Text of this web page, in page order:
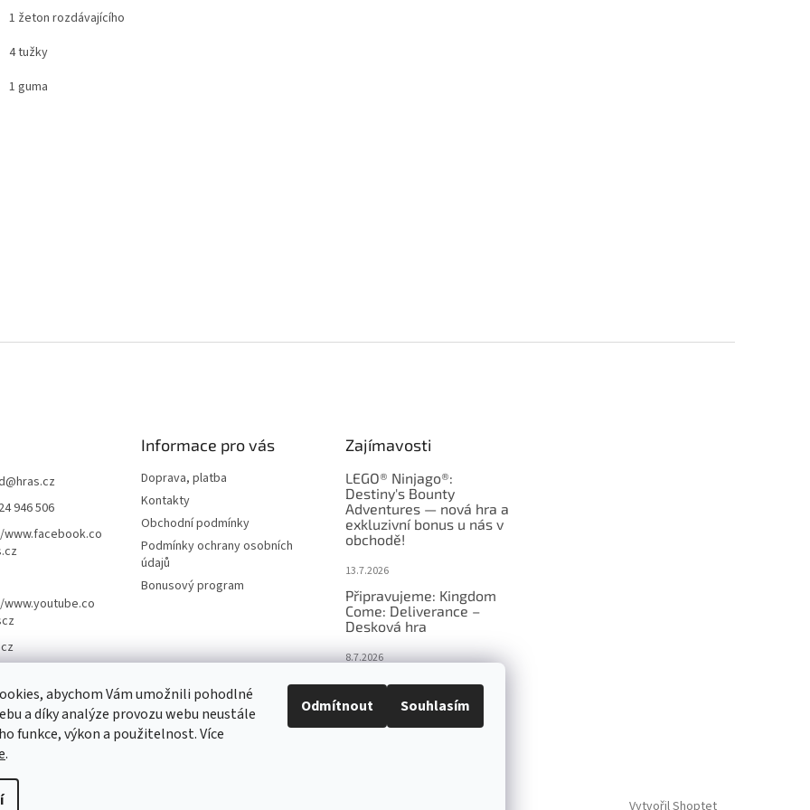
abychom Vám umožnili pohodlné
a díky analýze provozu webu neustále
funkce, výkon a použitelnost. Více
.
Odmítnout Souhlasím
1 žeton rozdávajícího
4 tužky
1 guma
@hras.cz
946 506
Informace pro vás
Doprava, platba
Kontakty
Obchodní podmínky
Podmínky ochrany osobních
údajů
Bonusový program
Zajímavosti
LEGO® Ninjago®:
Destiny's Bounty
Adventures — nová hra a
exkluzivní bonus u nás v
obchodě!
13.7.2026
Připravujeme: Kingdom
Come: Deliverance –
Desková hra
8.7.2026
Nejlepší deskové hry:
výběr, který frčí v celém
Česku
Vytvořil Shoptet
cookies